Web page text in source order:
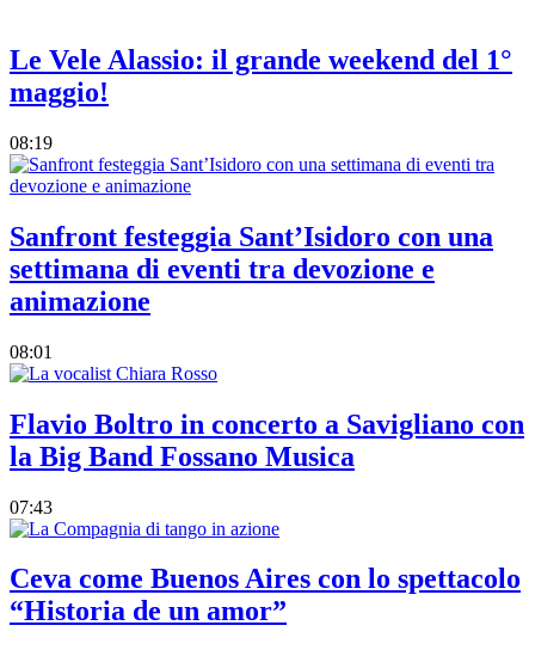
Le Vele Alassio: il grande weekend del 1°
maggio!
08:19
Sanfront festeggia Sant’Isidoro con una
settimana di eventi tra devozione e
animazione
08:01
Flavio Boltro in concerto a Savigliano con
la Big Band Fossano Musica
07:43
Ceva come Buenos Aires con lo spettacolo
“Historia de un amor”